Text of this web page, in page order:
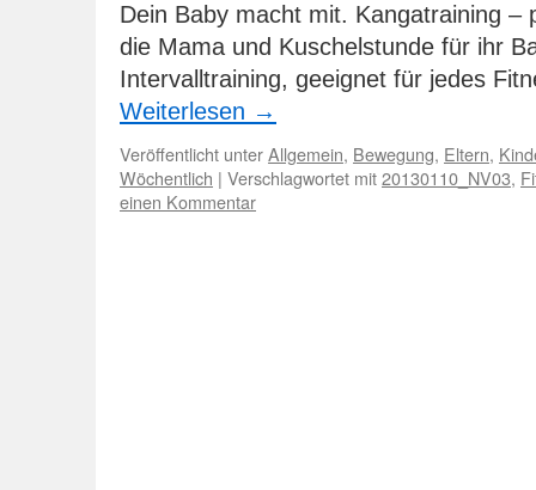
Dein Baby macht mit. Kangatraining –
die Mama und Kuschelstunde für ihr
Intervalltraining, geeignet für jedes
Weiterlesen →
Veröffentlicht unterAllgemein, Bewegung, Eltern,
Wöchentlich | Verschlagwortet mit20130110_NV03,
einen Kommentar